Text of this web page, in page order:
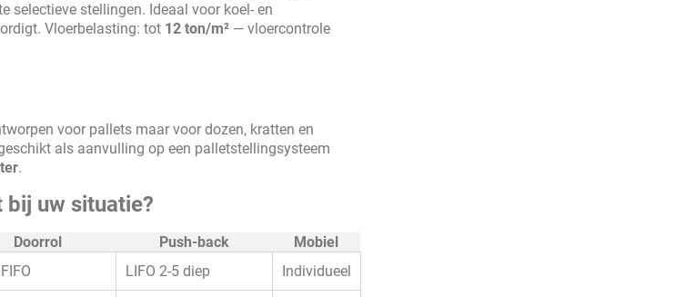
selectieve stellingen. Ideaal voor koel- en
Vloerbelasting: tot 12 ton/m² — vloercontrole
voor pallets maar voor dozen, kratten en
als aanvulling op een palletstellingsysteem
.
uw situatie?
Doorrol Push-back
Mobiel
LIFO 2-5 diep Individueel